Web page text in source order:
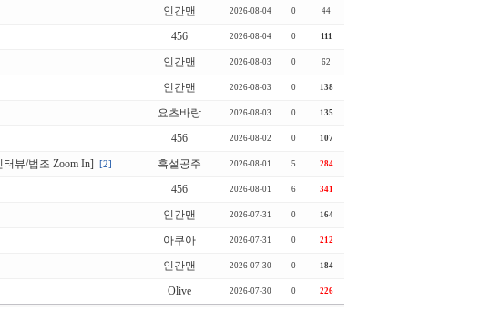
인간맨 2026-08-04 0 44
456 2026-08-04 0 111
인간맨 2026-08-03 0 62
인간맨 2026-08-03 0 138
요츠바랑 2026-08-03 0 135
456 2026-08-02 0 107
뷰/법조 Zoom In] [2] 흑설공주 2026-08-01 5 284
456 2026-08-01 6 341
인간맨 2026-07-31 0 164
아쿠아 2026-07-31 0 212
인간맨 2026-07-30 0 184
Olive 2026-07-30 0 226